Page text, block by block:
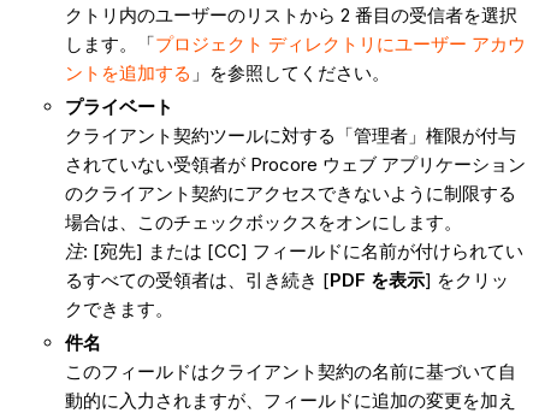
クトリ内のユーザーのリストから 2 番目の受信者を選択
します。「プロジェクト ディレクトリにユーザー アカウ
ントを追加する 」を参照してください。
プライベート
クライアント契約ツールに対する「管理者」権限が付与
されていない受領者が Procore ウェブ アプリケーション
のクライアント契約にアクセスできないように制限する
場合は、このチェックボックスをオンにします。
注: [宛先] または [CC] フィールドに名前が付けられてい
るすべての受領者は、引き続き [PDF を表示] をクリッ
クできます。
件名
このフィールドはクライアント契約の名前に基づいて自
動的に入力されますが、フィールドに追加の変更を加え